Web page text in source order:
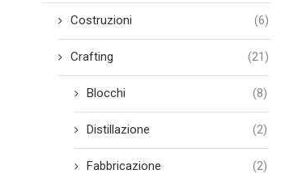
Costruzioni (6)
Crafting (21)
Blocchi (8)
Distillazione (2)
Fabbricazione (2)